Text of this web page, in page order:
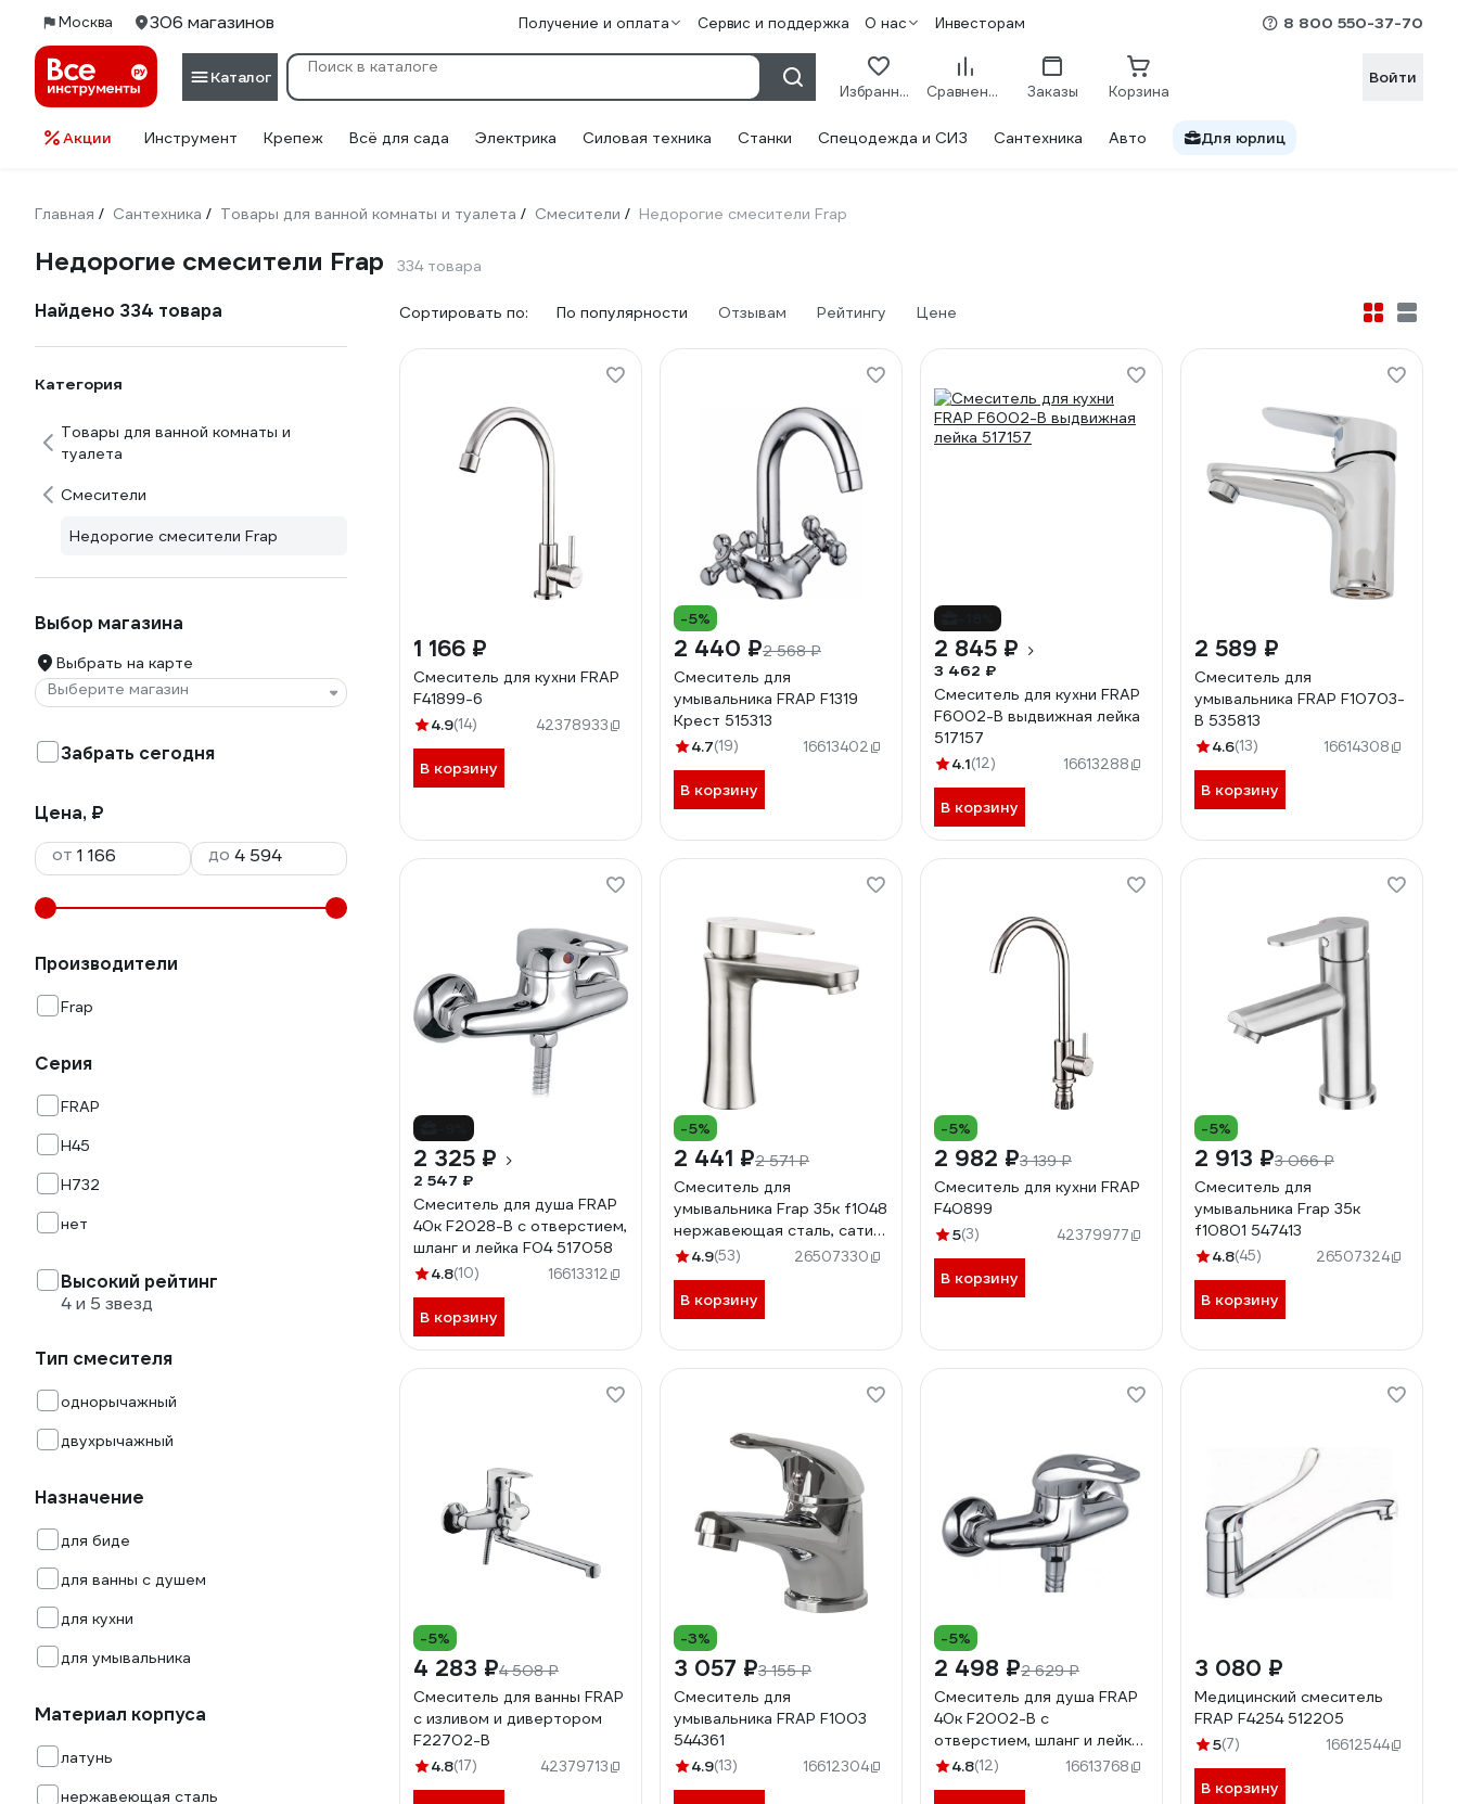
Москва 306 магазинов Получение и оплата Сервис и поддержка О нас Инвесторам 8 800 550-37-70
Каталог
Избранное Сравнение Заказы Корзина
Войти
Акции Инструмент Крепеж Всё для сада Электрика Силовая техника Станки Спецодежда и СИЗ Сантехника Авто Для юрлиц
Главная / Сантехника / Товары для ванной комнаты и туалета / Смесители / Недорогие смесители Frap
Недорогие смесители Frap 334 товара
Найдено 334 товара
Категория
Товары для ванной комнаты и
туалета
Смесители
Недорогие смесители Frap
Выбор магазина
Выбрать на карте
Выберите магазин
Забрать сегодня
Цена, ₽
от
до
Производители
Frap
Серия
FRAP
H45
H732
нет
Высокий рейтинг
4 и 5 звезд
Тип смесителя
однорычажный
двухрычажный
Назначение
для биде
для ванны с душем
для кухни
для умывальника
Материал корпуса
латунь
нержавеющая сталь
Сортировать по: По популярности Отзывам Рейтингу Цене
1 166 ₽
Смеситель для кухни FRAP
F41899-6
4.9(14) 42378933
В корзину
-5%
2 440 ₽2 568 ₽
Смеситель для
умывальника FRAP F1319
Крест 515313
4.7(19) 16613402
В корзину
2 845 ₽
3 462 ₽
Смеситель для кухни FRAP
F6002-B выдвижная лейка
517157
4.1(12) 16613288
В корзину
2 589 ₽
Смеситель для
умывальника FRAP F10703-
B 535813
4.6(13) 16614308
В корзину
2 325 ₽
2 547 ₽
Смеситель для душа FRAP
40к F2028-B с отверстием,
шланг и лейка F04 517058
4.8(10) 16613312
В корзину
-5%
2 441 ₽2 571 ₽
Смеситель для
умывальника Frap 35к f1048
нержавеющая сталь, сатин
544719
4.9(53) 26507330
В корзину
-5%
2 982 ₽3 139 ₽
Смеситель для кухни FRAP
F40899
5(3) 42379977
В корзину
-5%
2 913 ₽3 066 ₽
Смеситель для
умывальника Frap 35к
f10801 547413
4.8(45) 26507324
В корзину
-5%
4 283 ₽4 508 ₽
Смеситель для ванны FRAP
с изливом и дивертором
F22702-B
4.8(17) 42379713
-3%
3 057 ₽3 155 ₽
Смеситель для
умывальника FRAP F1003
544361
4.9(13) 16612304
-5%
2 498 ₽2 629 ₽
Смеситель для душа FRAP
40к F2002-B с
отверстием, шланг и лейка
F04 517054
4.8(12) 16613768
3 080 ₽
Медицинский смеситель
FRAP F4254 512205
5(7) 16612544
В корзину